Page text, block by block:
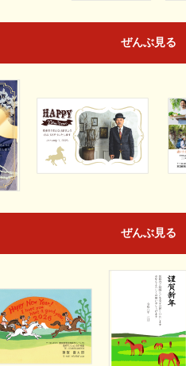
ぜんぶ見る
ぜんぶ見る